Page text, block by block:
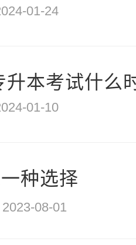
01-24
本考试什么
01-10
种选择
2023-08-01